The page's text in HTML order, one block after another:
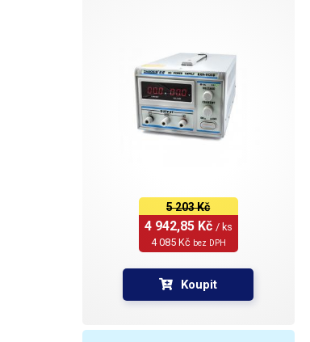
5 203 Kč
4 942,85 Kč / ks
4 085 Kč bez DPH
Koupit